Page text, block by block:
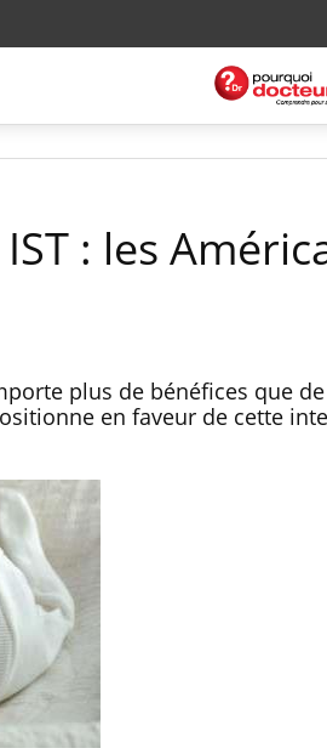
: les
plus de bénéfices que
en faveur de cette